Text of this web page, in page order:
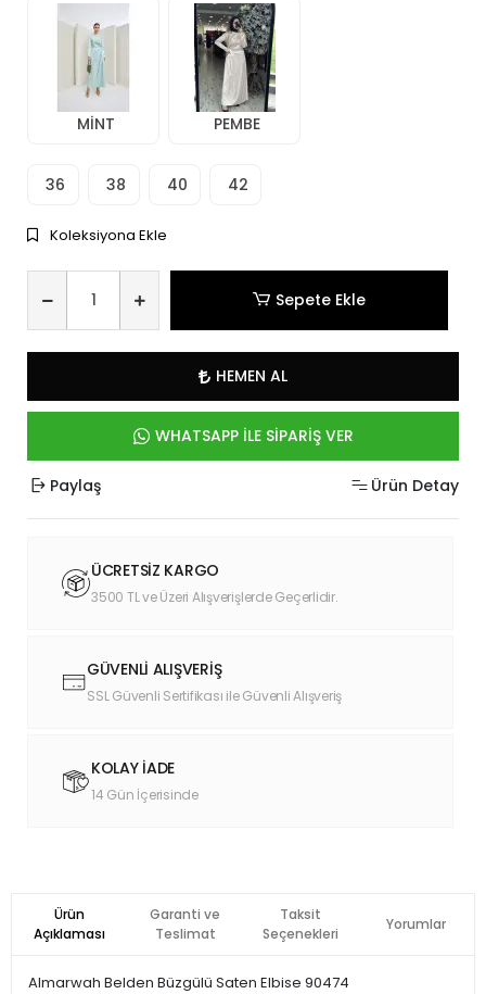
MİNT PEMBE
36 38 40 42
Koleksiyona Ekle
Sepete Ekle
HEMEN AL
WHATSAPP İLE SİPARİŞ VER
Paylaş Ürün Detay
ÜCRETSİZ KARGO
3500 TL ve Üzeri Alışverişlerde Geçerlidir.
GÜVENLİ ALIŞVERİŞ
SSL Güvenli Sertifikası ile Güvenli Alışveriş
KOLAY İADE
14 Gün İçerisinde
Ürün
Açıklaması
Garanti ve
Teslimat
Taksit
Seçenekleri
Yorumlar
Almarwah Belden Büzgülü Saten Elbise 90474